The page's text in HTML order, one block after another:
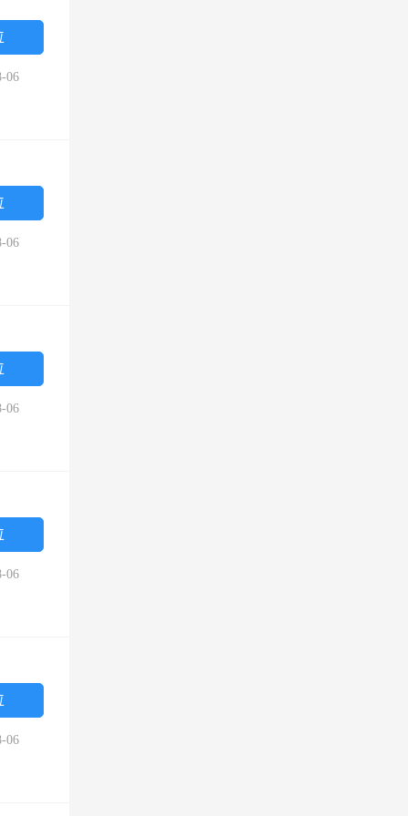
06
06
06
06
06